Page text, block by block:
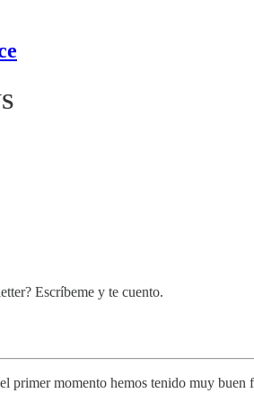
Escríbeme y te cuento.
primer momento hemos tenido muy